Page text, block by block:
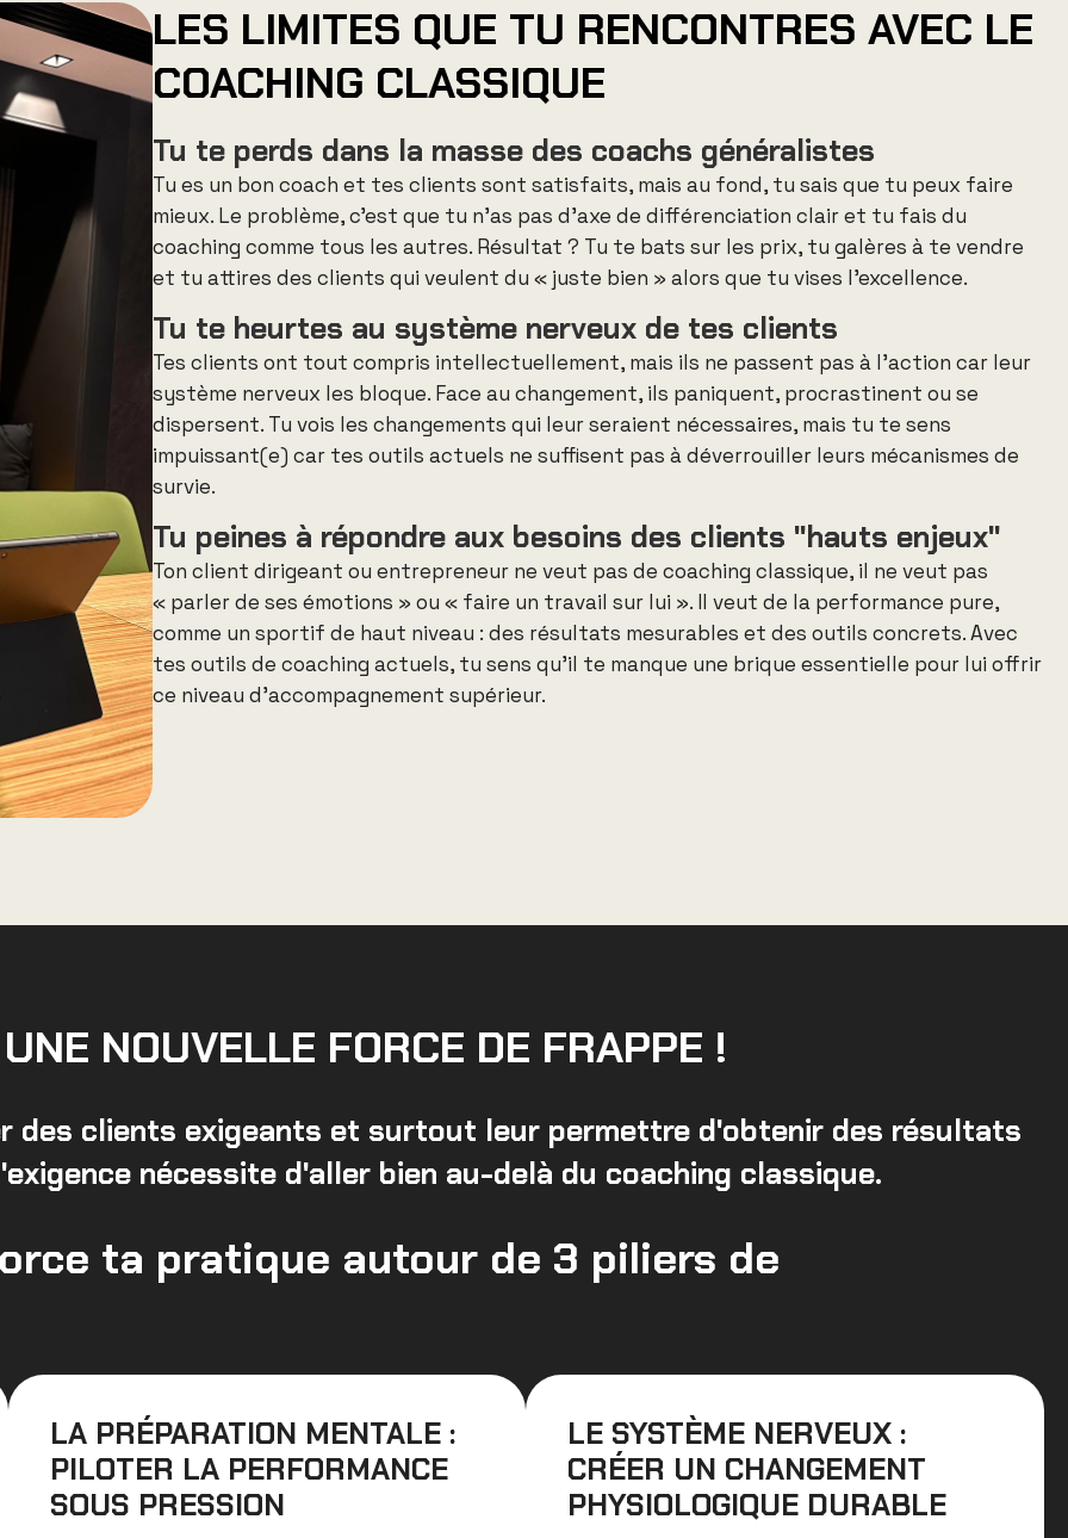
LES LIMITES QUE TU RENCONTRES AVEC LE
COACHING CLASSIQUE
Tu te perds dans la masse des coachs généralistes
Tu es un bon coach et tes clients sont satisfaits, mais au fond, tu sais que tu peux faire
mieux. Le problème, c’est que tu n’as pas d’axe de différenciation clair et tu fais du
coaching comme tous les autres. Résultat ? Tu te bats sur les prix, tu galères à te vendre
et tu attires des clients qui veulent du « juste bien » alors que tu vises l’excellence.
Tu te heurtes au système nerveux de tes clients
Tes clients ont tout compris intellectuellement, mais ils ne passent pas à l’action car leur
système nerveux les bloque. Face au changement, ils paniquent, procrastinent ou se
dispersent. Tu vois les changements qui leur seraient nécessaires, mais tu te sens
impuissant(e) car tes outils actuels ne suffisent pas à déverrouiller leurs mécanismes de
survie.
Tu peines à répondre aux besoins des clients "hauts enjeux"
Ton client dirigeant ou entrepreneur ne veut pas de coaching classique, il ne veut pas
« parler de ses émotions » ou « faire un travail sur lui ». Il veut de la performance pure,
comme un sportif de haut niveau : des résultats mesurables et des outils concrets.Avec
tes outils de coaching actuels, tu sens qu’il te manque une brique essentielle pour lui offrir
ce niveau d’accompagnement supérieur.
NOUVELLE FORCE DE FRAPPE !
des clients exigeants et surtout leur permettre d'obtenir des résultats
nécessite d'aller bien au-delà du coaching classique.
ta pratique autour de 3 piliers de
LA PRÉPARATION MENTALE :
PILOTER LA PERFORMANCE
SOUS PRESSION
LE SYSTÈME NERVEUX :
CRÉER UN CHANGEMENT
PHYSIOLOGIQUE DURABLE